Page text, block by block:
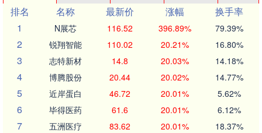
排名
名称 最新价 涨幅
换手率
1
N展芯 116.52 396.89% 79.39%
2 锐翔智能 110.02 20.21% 16.80%
3 志特新材 14.8 20.03% 14.18%
4 博腾股份 20.44 20.02% 14.77%
5 近岸蛋白 46.72 20.01% 5.62%
6 毕得医药 61.6 20.01% 6.12%
7 五洲医疗 83.62 20.01% 18.37%